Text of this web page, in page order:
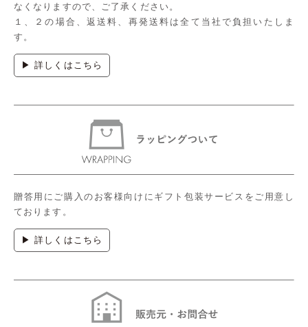
なくなりますので、ご了承ください。
１、２の場合、返送料、再発送料は全て当社で負担いたしま
す。
▶ 詳しくはこちら
贈答用にご購入のお客様向けにギフト包装サービスをご用意し
ております。
▶ 詳しくはこちら